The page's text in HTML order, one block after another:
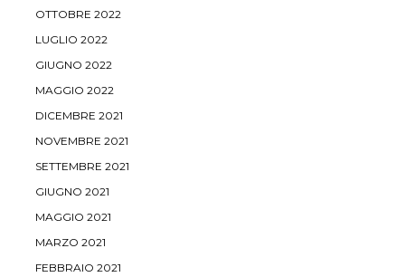
OTTOBRE 2022
LUGLIO 2022
GIUGNO 2022
MAGGIO 2022
DICEMBRE 2021
NOVEMBRE 2021
SETTEMBRE 2021
GIUGNO 2021
MAGGIO 2021
MARZO 2021
FEBBRAIO 2021